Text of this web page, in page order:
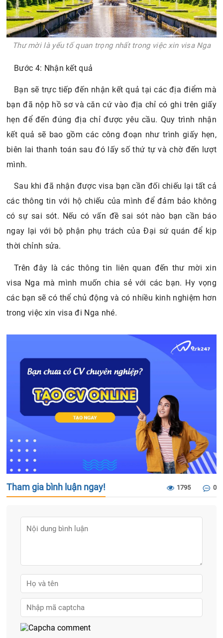
Thư mời là yếu tố quan trọng nhất trong việc xin visa Nga
Bước 4: Nhận kết quả
Bạn sẽ trực tiếp đến nhận kết quả tại các địa điểm mà
bạn đã nộp hồ sơ và căn cứ vào địa chỉ có ghi trên giấy
hẹn để đến đúng địa chỉ được yêu cầu. Quy trình nhận
kết quả sẽ bao gồm các công đoạn như trình giấy hẹn,
biên lai thanh toán sau đó lấy số thứ tự và chờ đến lượt
mình.
Sau khi đã nhận được visa bạn cần đối chiếu lại tất cả
các thông tin với hộ chiếu của mình để đảm bảo không
có sự sai sót. Nếu có vấn đề sai sót nào bạn cần báo
ngay lại với bộ phận phụ trách của Đại sứ quán để kịp
thời chỉnh sửa.
Trên đây là các thông tin liên quan đến thư mời xin
visa Nga mà mình muốn chia sẻ với các bạn. Hy vọng
các bạn sẽ có thể chủ động và có nhiều kinh nghiệm hơn
trong việc xin visa đi Nga nhé.
Tham gia bình luận ngay! 1795 0